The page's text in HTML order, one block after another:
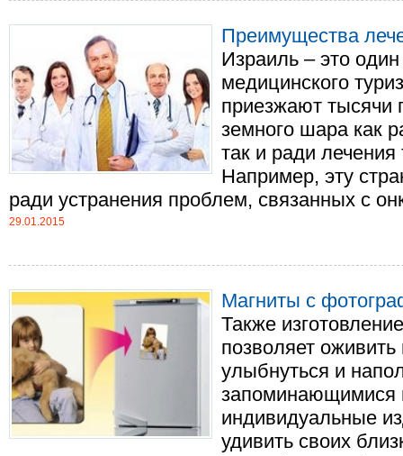
Преимущества
Израиль – это
медицинского
приезжают тысячи
земного шара как
так и ради
Например, эту
ради устранения проблем, связанных с
29.01.2015
Магниты с
Также
позволяет
улыбнуться и
запоминающимися
индивидуальные
удивить своих